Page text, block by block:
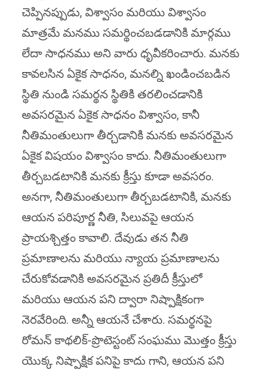
చెప్పినప్పుడు, విశ్వాసం మరియు విశ్వాసం
మాత్రమే మనము సమర్థించబడడానికి మార్గము
లేదా సాధనము అని వారు ధృవీకరించారు. మనకు
కావలసిన ఏకైక సాధనం, మనల్ని ఖండించబడిన
స్థితి నుండి సమర్థన స్థితికి తరలించడానికి
అవసరమైన ఏకైక సాధనం విశ్వాసం, కానీ
నీతిమంతులుగా తీర్చడానికి మనకు అవసరమైన
ఏకైక విషయం విశ్వాసం కాదు. నీతిమంతులుగా
తీర్చబడటానికి మనకు క్రీస్తు కూడా అవసరం.
అనగా, నీతిమంతులుగా తీర్చబడటానికి, మనకు
ఆయన పరిపూర్ణ నీతి, సిలువపై ఆయన
ప్రాయశ్చిత్తం కావాలి. దేవుడు తన నీతి
ప్రమాణాలను మరియు న్యాయ ప్రమాణాలను
చేరుకోవడానికి అవసరమైన ప్రతిదీ క్రీస్తులో
మరియు ఆయన పని ద్వారా నిష్పాక్షికంగా
నెరవేరింది. అన్నీ ఆయనే చేశారు. సమర్థనపై
రోమన్ కాథలిక్-ప్రొటెస్టంట్ సంఘము మొత్తం క్రీస్తు
యొక్క నిష్పాక్షిక పనిపై కాదు గాని, ఆయన పని